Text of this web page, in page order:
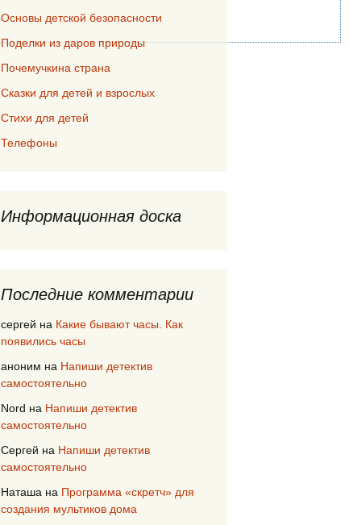
Основы детской безопасности
Поделки из даров природы
Почемучкина страна
Сказки для детей и взрослых
Стихи для детей
Телефоны
Информационная доска
Последние комментарии
сергей на Какие бывают часы. Как
появились часы
аноним на Напиши детектив
самостоятельно
Nord на Напиши детектив
самостоятельно
Сергей на Напиши детектив
самостоятельно
Наташа на Программа «скретч» для
создания мультиков дома